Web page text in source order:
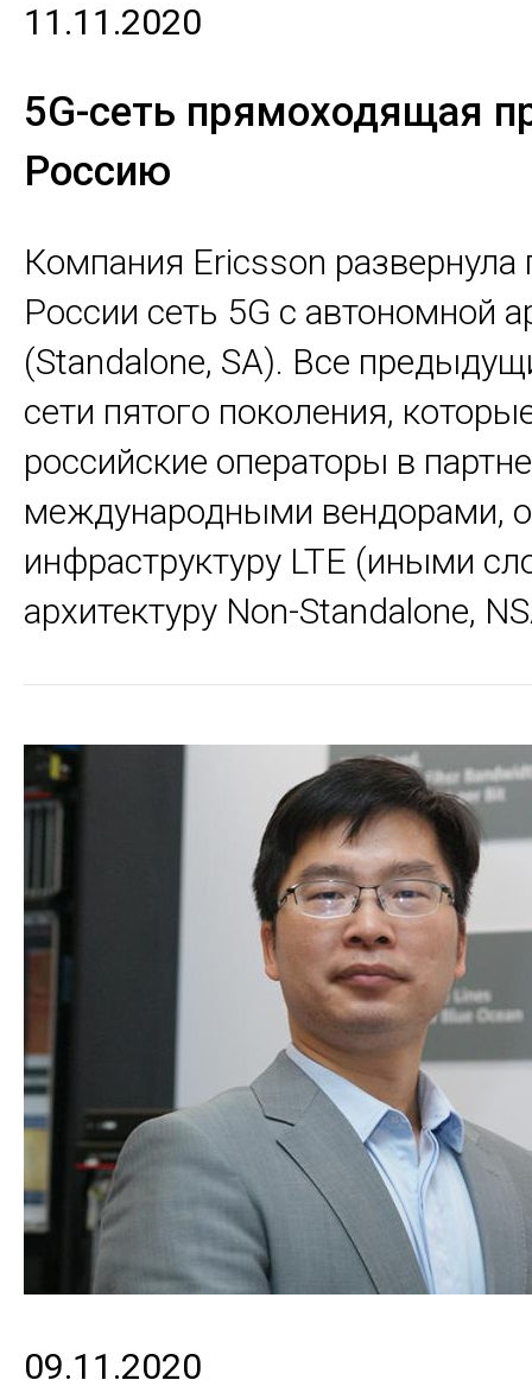
11.11.2020
5G-сеть прямоходящая
Россию
Компания Ericsson развернула
России сеть 5G с автономной
(Standalone, SA). Все
сети пятого поколения,
российские операторы в
международными вендорами,
инфраструктуру LTE (иными
архитектуру Non-Standalone,
09.11.2020